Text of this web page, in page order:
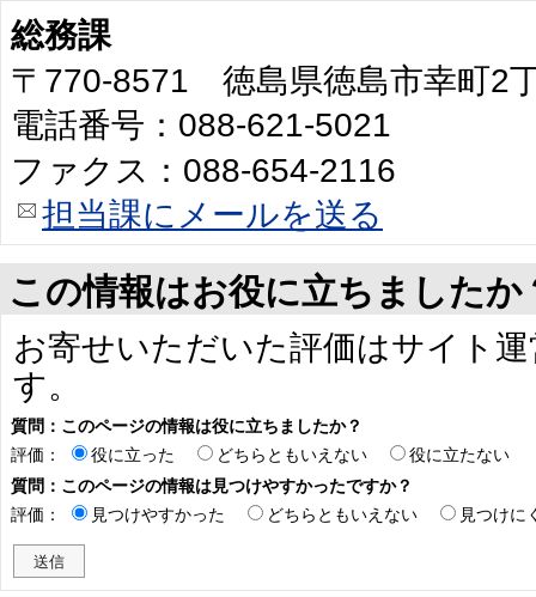
総務課
〒770-8571 徳島県徳島市幸町2
電話番号：088-621-5021
ファクス：088-654-2116
担当課にメールを送る
この情報はお役に立ちましたか
お寄せいただいた評価はサイト
す。
質問：このページの情報は役に立ちましたか？
評価：
役に立った どちらともいえない
役に立たない
質問：このページの情報は見つけやすかったですか？
評価：
見つけやすかった どちらともいえない 見つけに